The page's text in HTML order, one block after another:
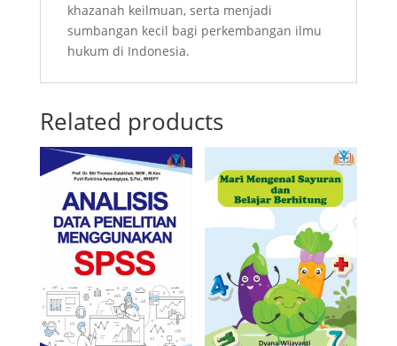
khazanah keilmuan, serta menjadi
sumbangan kecil bagi perkembangan ilmu
hukum di Indonesia.
Related products